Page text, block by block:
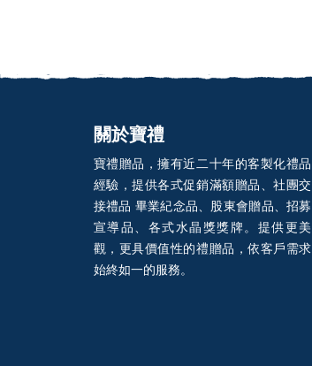
關於寶禮
寶禮贈品，擁有近二十年的客製化禮品
經驗，提供各式促銷滿額贈品、社團交
接禮品 畢業紀念品、股東會贈品、招募
宣導品、各式水晶獎獎牌。提供更美
觀，更具價值性的禮贈品，依客戶需求
始終如一的服務。